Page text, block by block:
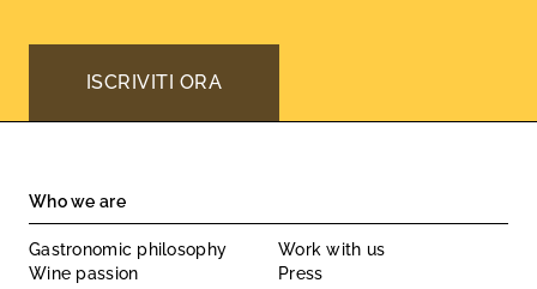
Who we are
Gastronomic philosophy
Wine passion
Work with us
Press